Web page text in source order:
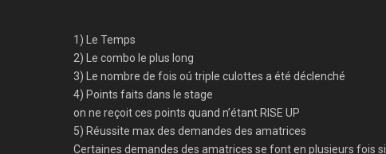
1) Le Temps
2) Le combo le plus long
3) Le nombre de fois oú triple culottes a été déclenché
4) Points faits dans le stage
on ne reçoit ces points quand n’étant RISE UP
5) Réussite max des demandes des amatrices
Certaines demandes des amatrices se font en plusieurs fois